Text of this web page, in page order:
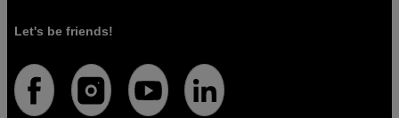
Let's be friends!